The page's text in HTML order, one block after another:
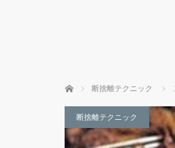
ホーム 断捨離テクニック
断捨離テクニック